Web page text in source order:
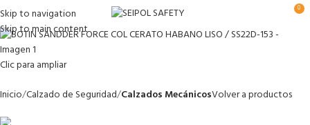
Skip to navigation
Skip to main content
0
Clic para ampliar
Inicio Calzado de Seguridad Calzados MecánicosVolver a productos